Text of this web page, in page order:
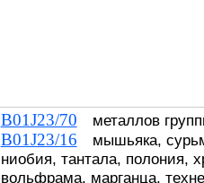
B01J23/70 металлов
B01J23/16 мышьяка,
ниобия, тантала, полония,
вольфрама, марганца,